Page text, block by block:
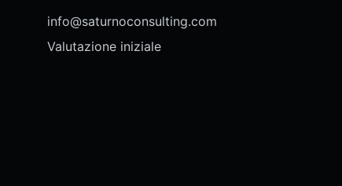
info@saturnoconsulting.com
Valutazione iniziale